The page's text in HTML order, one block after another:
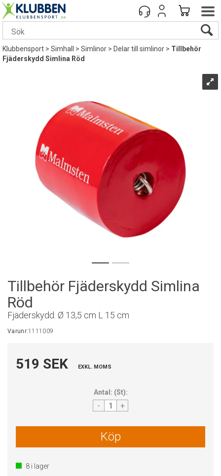
Klubbensport>Simhall >Simlinor>Delar till simlinor>Tillbehör
Fjäderskydd Simlina Röd
Tillbehör Fjäderskydd Simlina
Röd
Fjäderskydd. Ø 13,5 cm L 15 cm
Varunr:1111009
519 SEK EXKL. MOMS
Antal: (St):
- +
Köp
8 i lager